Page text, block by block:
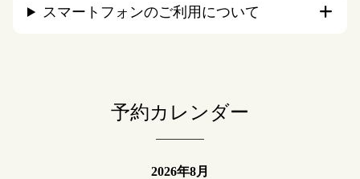
スマートフォンのご利用について
予約カレンダー
2026年8月